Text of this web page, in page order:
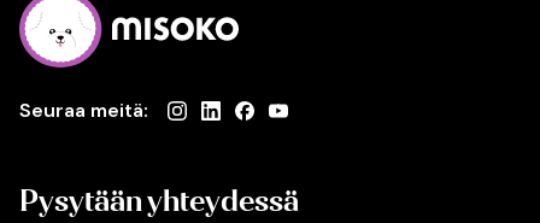
Seuraa meitä:
Pysytään yhteydessä